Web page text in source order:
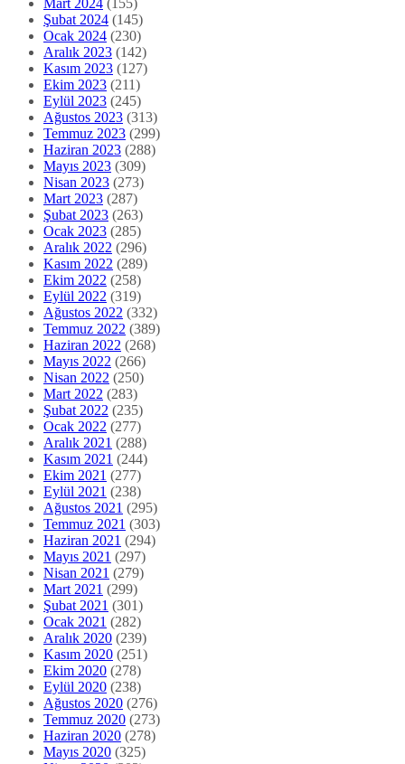
Şubat 2024 (145)
Ocak 2024 (230)
Aralık 2023 (142)
Kasım 2023 (127)
Ekim 2023 (211)
Eylül 2023 (245)
Ağustos 2023 (313)
Temmuz 2023 (299)
Haziran 2023 (288)
Mayıs 2023 (309)
Nisan 2023 (273)
Mart 2023 (287)
Şubat 2023 (263)
Ocak 2023 (285)
Aralık 2022 (296)
Kasım 2022 (289)
Ekim 2022 (258)
Eylül 2022 (319)
Ağustos 2022 (332)
Temmuz 2022 (389)
Haziran 2022 (268)
Mayıs 2022 (266)
Nisan 2022 (250)
Mart 2022 (283)
Şubat 2022 (235)
Ocak 2022 (277)
Aralık 2021 (288)
Kasım 2021 (244)
Ekim 2021 (277)
Eylül 2021 (238)
Ağustos 2021 (295)
Temmuz 2021 (303)
Haziran 2021 (294)
Mayıs 2021 (297)
Nisan 2021 (279)
Mart 2021 (299)
Şubat 2021 (301)
Ocak 2021 (282)
Aralık 2020 (239)
Kasım 2020 (251)
Ekim 2020 (278)
Eylül 2020 (238)
Ağustos 2020 (276)
Temmuz 2020 (273)
Haziran 2020 (278)
Mayıs 2020 (325)